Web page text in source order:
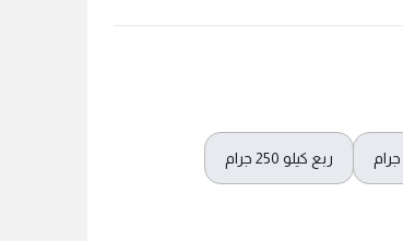
ربع كيلو 250 جرام